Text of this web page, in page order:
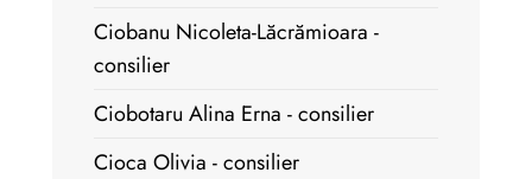
Ciobanu Nicoleta-Lăcrămioara -
consilier
Ciobotaru Alina Erna - consilier
Cioca Olivia - consilier